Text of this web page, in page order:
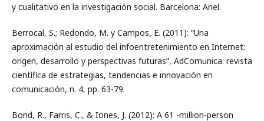
y cualitativo en la investigación social. Barcelona: Ariel.
Berrocal, S.; Redondo, M. y Campos, E. (2011): “Una
aproximación al estudio del infoentretenimiento en Internet:
origen, desarrollo y perspectivas futuras”, AdComunica: revista
científica de estrategias, tendencias e innovación en
comunicación, n. 4, pp. 63-79.
Bond, R., Farris, C., & Iones, J. (2012): A 61 -million-person